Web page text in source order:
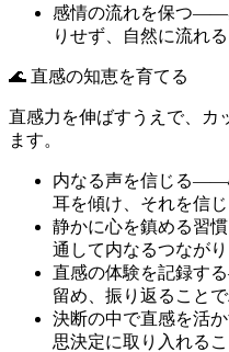
感情の流れを保つ――
りせず、自然に流れ
🌊 直感の知恵を育てる
直感力を伸ばすうえで、カ
ます。
内なる声を信じる――
耳を傾け、それを信
静かに心を鎮める習
通して内なるつなが
直感の体験を記録す
留め、振り返ること
決断の中で直感を活
思決定に取り入れる